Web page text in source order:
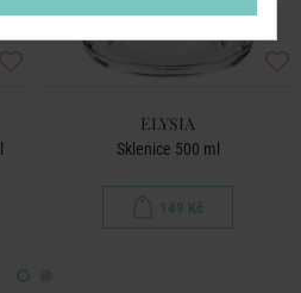
ELYSIA
Sklenice 500 ml
149 Kč